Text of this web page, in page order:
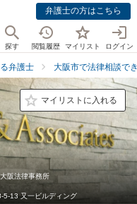
弁護士の方はこちら
探す 閲覧履歴 マイリスト ログイン
弁護士 大阪市で法律相談で
マイリストに入れる
阪法律事務所
5-13 又一ビルディング